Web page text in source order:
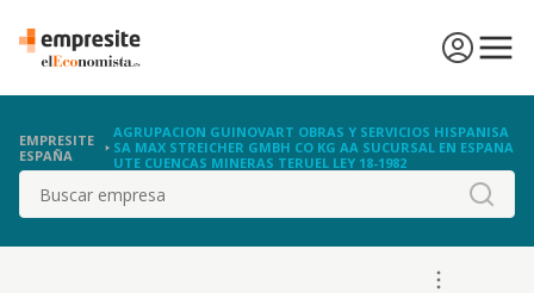
EMPRESITE
ESPAÑA
AGRUPACION GUINOVART OBRAS Y SERVICIOS HISPANISA
SA MAX STREICHER GMBH CO KG AA SUCURSAL EN ESPANA
UTE CUENCAS MINERAS TERUEL LEY 18-1982
Buscar